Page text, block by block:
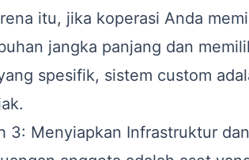
itu, jika koperasi Anda
jangka panjang dan
spesifik, sistem custom
3: Menyiapkan Infrastruktur